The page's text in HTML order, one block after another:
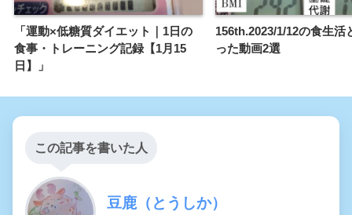
「運動×低糖質ダイエット｜1日の
食事・トレーニング記録【1月15
日】」
156th.2023/1/12の食生活
った動画2選
この記事を書いた人
豆鹿（とうしか）